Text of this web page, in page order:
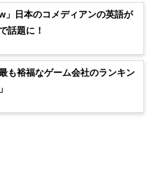
」日本のコメディアンの英語が
話題に！
も裕福なゲーム会社のランキン